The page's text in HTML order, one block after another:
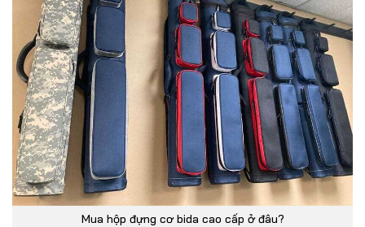
Mua hộp đựng cơ bida cao cấp ở đâu?